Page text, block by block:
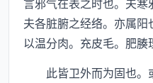
夫各脏腑之经络。亦属
以温分肉。充皮毛。肥腠
此皆卫外而为固也。